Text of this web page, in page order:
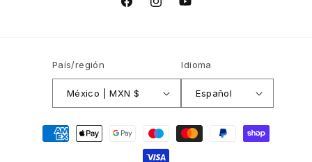
FacebookInstagramYouTube
País/región
México | MXN $
Idioma
Español
Formas